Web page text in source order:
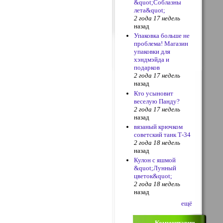
&quot;Соблазны
лета&quot;
2 года 17 недель
назад
Упаковка больше не
проблема! Магазин
упаковки для
хэндмэйда и
подарков
2 года 17 недель
назад
Кто усыновит
веселую Панду?
2 года 17 недель
назад
вязаный крючком
советский танк Т-34
2 года 18 недель
назад
Кулон с яшмой
&quot;Лунный
цветок&quot;
2 года 18 недель
назад
ещё